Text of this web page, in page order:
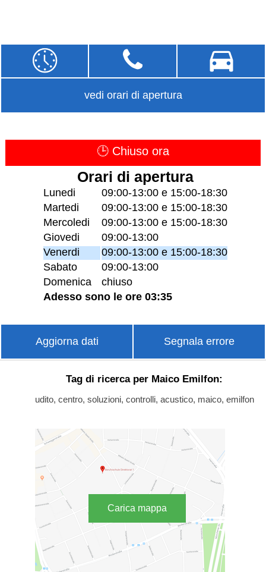
vedi orari di apertura
🕒 Chiuso ora
Orari di apertura
Lunedi
09:00-13:00 e 15:00-18:30
Martedi
09:00-13:00 e 15:00-18:30
Mercoledi
09:00-13:00 e 15:00-18:30
Giovedi
09:00-13:00
Venerdi
09:00-13:00 e 15:00-18:30
Sabato
09:00-13:00
Domenica
chiuso
Adesso sono le ore 03:35
Aggiorna dati Segnala errore
Tag di ricerca per Maico Emilfon:
udito, centro, soluzioni, controlli, acustico, maico, emilfon
Carica mappa